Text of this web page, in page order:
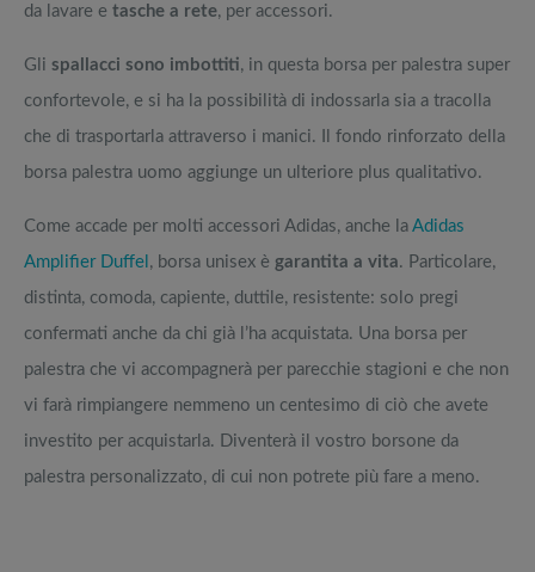
da lavare e tasche a rete, per accessori.
Gli spallacci sono imbottiti, in questa borsa per palestra super
confortevole, e si ha la possibilità di indossarla sia a tracolla
che di trasportarla attraverso i manici. Il fondo rinforzato della
borsa palestra uomo aggiunge un ulteriore plus qualitativo.
Come accade per molti accessori Adidas, anche la Adidas
Amplifier Duffel , borsa unisex è garantita a vita. Particolare,
distinta, comoda, capiente, duttile, resistente: solo pregi
confermati anche da chi già l’ha acquistata. Una borsa per
palestra che vi accompagnerà per parecchie stagioni e che non
vi farà rimpiangere nemmeno un centesimo di ciò che avete
investito per acquistarla. Diventerà il vostro borsone da
palestra personalizzato, di cui non potrete più fare a meno.